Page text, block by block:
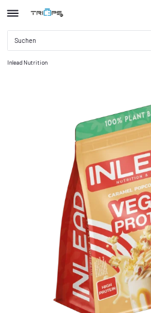
Inlead Nutrition